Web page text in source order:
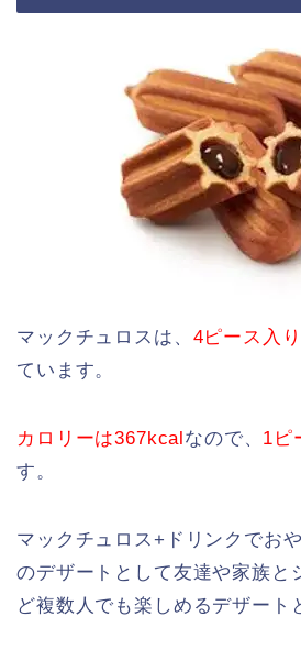
マックチュロスは、 4ピース入
ています。
カロリーは367kcalなので、 1ピ
す。
マックチュロス+ドリンクでお
のデザートとして友達や家族と
ど複数人でも楽しめるデザート